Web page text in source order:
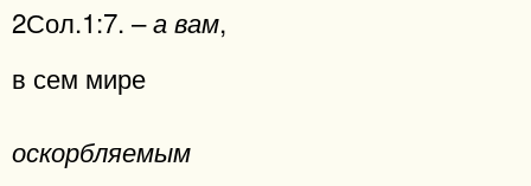
2Сол.1:7. –а вам,
в сем мире
оскорбляемым